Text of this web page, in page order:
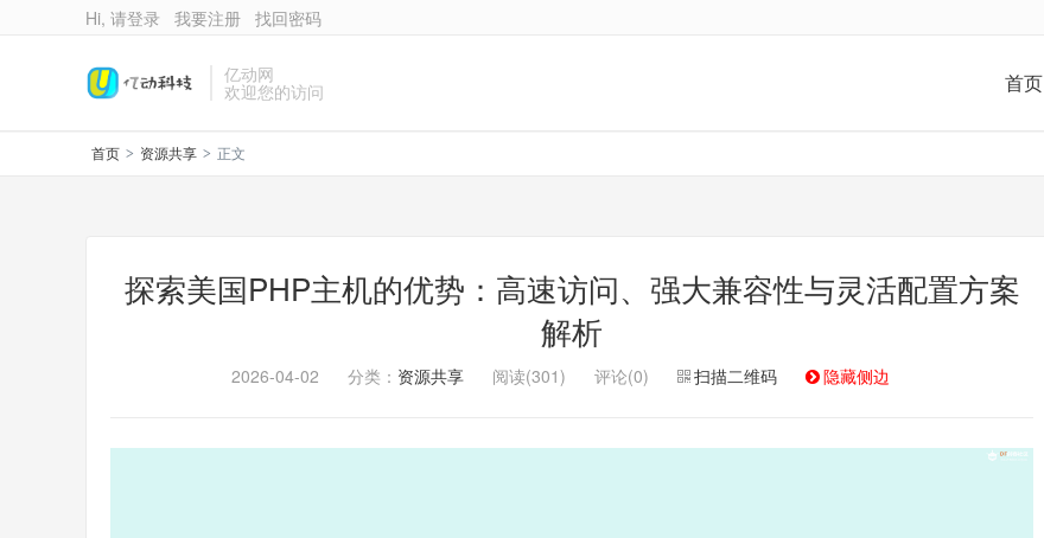
Hi, 请登录 我要注册 找回密码
亿动网
欢迎您的访问 首页
首页 > 资源共享 > 正文
探索美国PHP主机的优势：高速访问、强大兼容性与灵活配置方案
解析
2026-04-02 分类： 资源共享 阅读(301) 评论(0) 扫描二维码 隐藏侧边